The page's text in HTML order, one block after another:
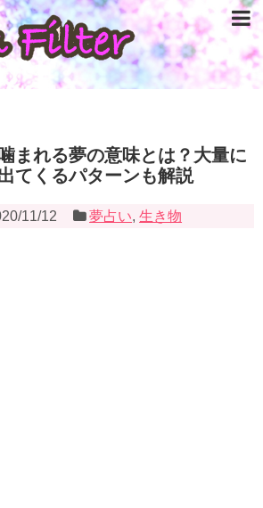
まれる夢の意味とは？大量に
てくるパターンも解説
11/12 夢占い,生き物